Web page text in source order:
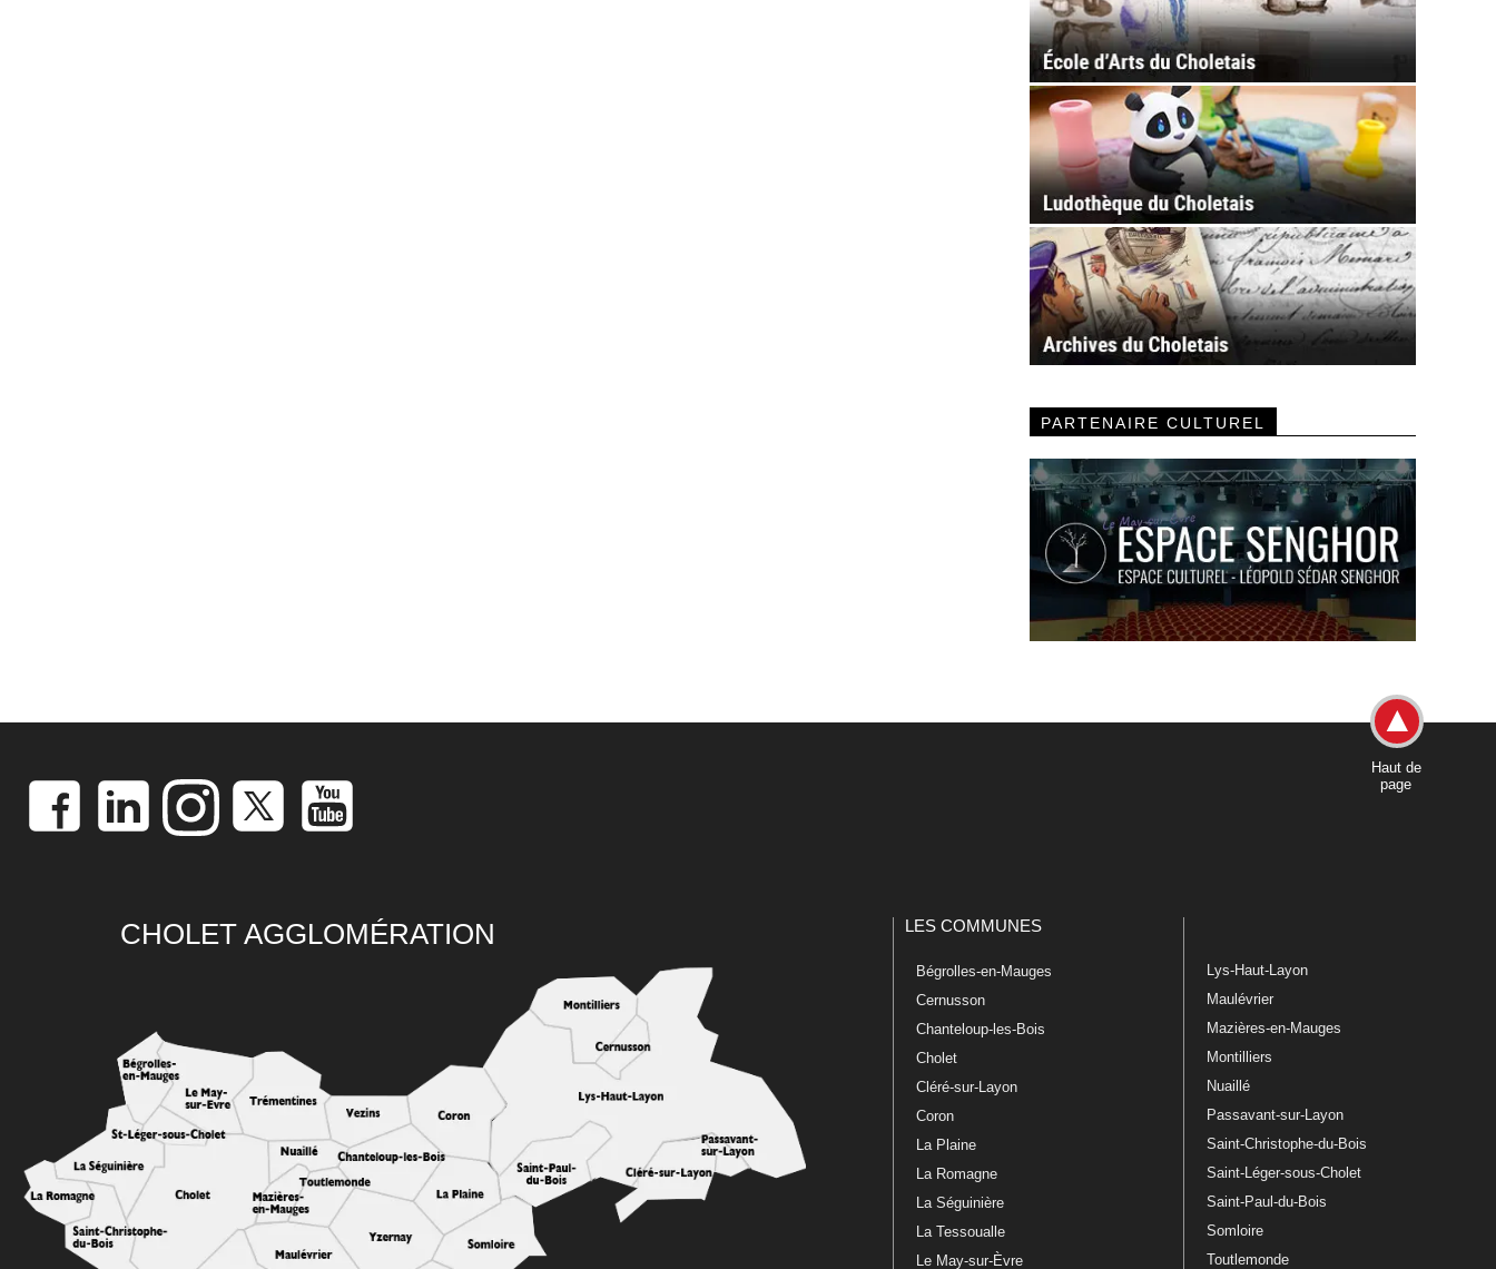
PARTENAIRE CULTUREL
Haut de
page
CHOLET AGGLOMÉRATION LES COMMUNES
Bégrolles-en-Mauges
Cernusson
Chanteloup-les-Bois
Cholet
Cléré-sur-Layon
Coron
La Plaine
La Romagne
La Séguinière
La Tessoualle
Le May-sur-Èvre
Lys-Haut-Layon
Maulévrier
Mazières-en-Mauges
Montilliers
Nuaillé
Passavant-sur-Layon
Saint-Christophe-du-Bois
Saint-Léger-sous-Cholet
Saint-Paul-du-Bois
Somloire
Toutlemonde